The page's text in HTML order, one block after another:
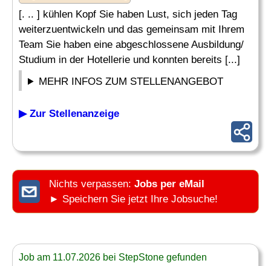
[. .. ] kühlen Kopf Sie haben Lust, sich jeden Tag
weiterzuentwickeln und das gemeinsam mit Ihrem
Team Sie haben eine abgeschlossene Ausbildung/
Studium in der Hotellerie und konnten bereits [...]
MEHR INFOS ZUM STELLENANGEBOT
▶ Zur Stellenanzeige
Nichts verpassen: Jobs per eMail
► Speichern Sie jetzt Ihre Jobsuche!
Job am 11.07.2026 bei StepStone gefunden